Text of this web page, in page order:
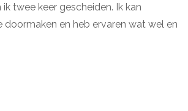
twee keer gescheiden. Ik kan
doormaken en heb ervaren wat wel en